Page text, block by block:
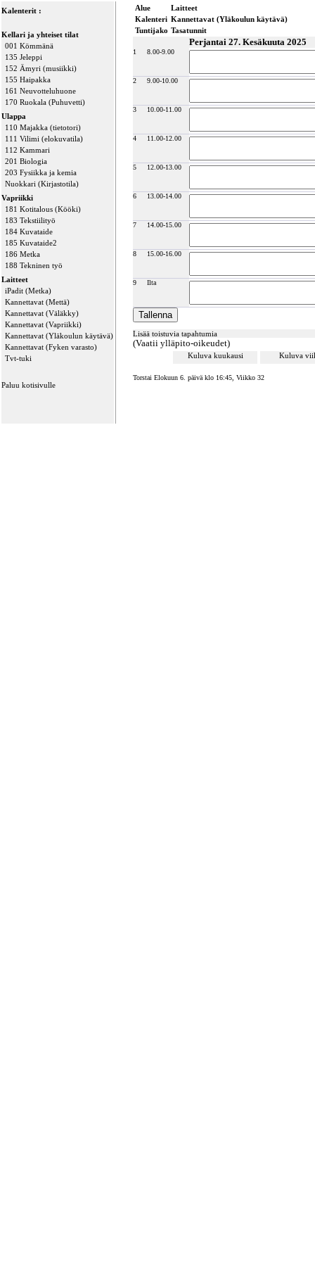
Kalenterit :
Kellari ja yhteiset tilat
001 Kömmänä
135 Jeleppi
152 Ämyri (musiikki)
155 Haipakka
161 Neuvotteluhuone
170 Ruokala (Puhuvetti)
Ulappa
110 Majakka (tietotori)
111 Vilimi (elokuvatila)
112 Kammari
201 Biologia
203 Fysiikka ja kemia
Nuokkari (Kirjastotila)
Vapriikki
181 Kotitalous (Kööki)
183 Tekstiilityö
184 Kuvataide
185 Kuvataide2
186 Metka
188 Tekninen työ
Laitteet
iPadit (Metka)
Kannettavat (Mettä)
Kannettavat (Väläkky)
Kannettavat (Vapriikki)
Kannettavat (Yläkoulun käytävä)
Kannettavat (Fyken varasto)
Tvt-tuki
Paluu kotisivulle
Alue
Laitteet
Kalenteri Kannettavat (Yläkoulun käytävä)
Tuntijako Tasatunnit
Perjantai 27. Kesäkuuta 2025
1 8.00-9.00
2 9.00-10.00
3 10.00-11.00
4 11.00-12.00
5 12.00-13.00
6 13.00-14.00
7 14.00-15.00
8 15.00-16.00
9 Ilta
Lisää toistuvia tapahtumia
(Vaatii ylläpito-oikeudet)
Kuluva kuukausi Kuluva
Torstai Elokuun 6. päivä klo 16:45, Viikko 32